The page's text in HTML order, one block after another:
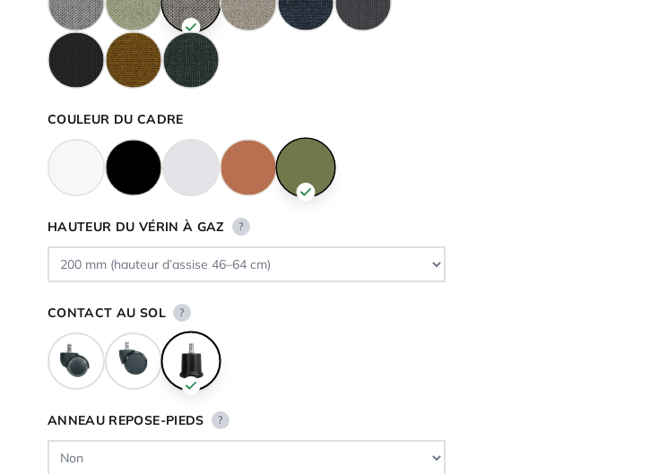
COULEUR DU CADRE
HAUTEUR DU VÉRIN À GAZ ?
CONTACT AU SOL ?
ANNEAU REPOSE-PIEDS ?